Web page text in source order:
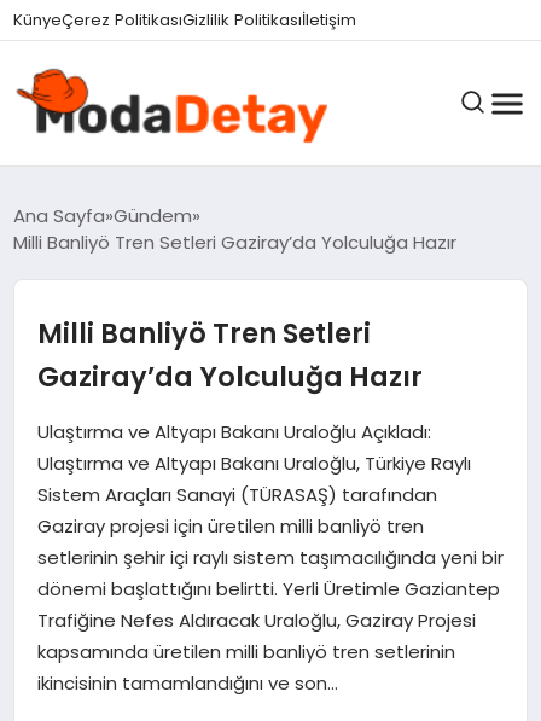
KünyeÇerez PolitikasıGizlilik Politikasıİletişim
GÜNDEM
EĞITIM
EKONOMI
MAGAZIN
SAĞLIK
Ana Sayfa Gündem
Milli Banliyö Tren Setleri Gaziray’da Yolculuğa Hazır
Milli Banliyö Tren Setleri
Gaziray’da Yolculuğa Hazır
Ulaştırma ve Altyapı Bakanı Uraloğlu Açıkladı:
Ulaştırma ve Altyapı Bakanı Uraloğlu, Türkiye Raylı
Sistem Araçları Sanayi (TÜRASAŞ) tarafından
Gaziray projesi için üretilen milli banliyö tren
setlerinin şehir içi raylı sistem taşımacılığında yeni bir
dönemi başlattığını belirtti. Yerli Üretimle Gaziantep
Trafiğine Nefes Aldıracak Uraloğlu, Gaziray Projesi
kapsamında üretilen milli banliyö tren setlerinin
ikincisinin tamamlandığını ve son…